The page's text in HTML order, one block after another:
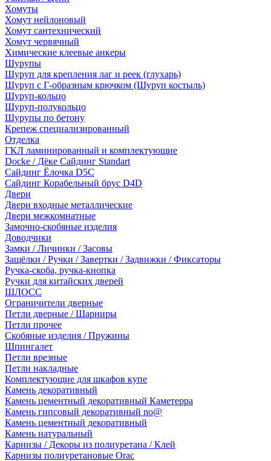
Хомуты
Хомут нейлоновый
Хомут сантехнический
Хомут червячный
Химические клеевые анкеры
Шурупы
Шуруп для крепления лаг и реек (глухарь)
Шуруп с Г-образным крючком (Шуруп костыль)
Шуруп-кольцо
Шуруп-полукольцо
Шурупы по бетону
Крепеж специализированный
Отделка
ГКЛ ламинированный и комплектующие
Docke / Дёке Сайдинг Standart
Сайдинг Ёлочка D5C
Сайдинг Корабельный брус D4D
Двери
Двери входные металлические
Двери межкомнатные
Замочно-скобяные изделия
Доводчики
Замки / Личинки / Засовы
Защёлки / Ручки / Завертки / Задвижки / Фиксаторы
Ручка-скоба, ручка-кнопка
Ручки для китайских дверей
ШЛОСС
Ограничители дверные
Петли дверные / Шарниры
Петли прочее
Скобяные изделия / Пружины
Шпингалет
Петли врезные
Петли накладные
Комплектующие для шкафов купе
Камень декоративный
Камень цементный декоративный Каметерра
Камень гипсовый декоративный no@
Камень цементный декоративный
Камень натуральный
Карнизы / Декоры из полиуретана / Клей
Карнизы полиуретановые Orac